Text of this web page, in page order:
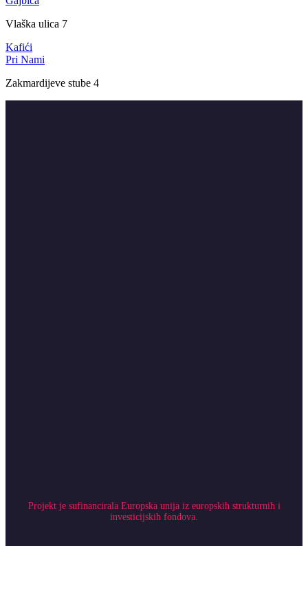
Vlaška ulica 7
Kafići
Pri Nami
Zakmardijeve stube 4
Projekt je sufinancirala Europska unija iz europskih strukturnih i
investicijskih fondova.